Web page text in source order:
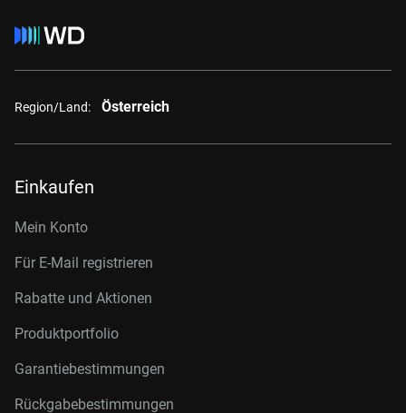
Region/Land: Österreich
Einkaufen
Mein Konto
Für E-Mail registrieren
Rabatte und Aktionen
Produktportfolio
Garantiebestimmungen
Rückgabebestimmungen